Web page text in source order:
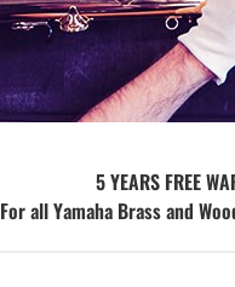
5 YEARS FREE
For all Yamaha Brass and